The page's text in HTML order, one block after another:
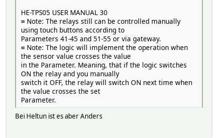
HE-TPS05 USER MANUAL 30
≡ Note: The relays still can be controlled manually
using touch buttons according to
Parameters 41-45 and 51-55 or via gateway.
≡ Note: The logic will implement the operation when
the sensor value crosses the value
in the Parameter. Meaning, that if the logic switches
ON the relay and you manually
switch it OFF, the relay will switch ON next time when
the value crosses the set
Parameter.
Bei Heltun ist es aber Anders